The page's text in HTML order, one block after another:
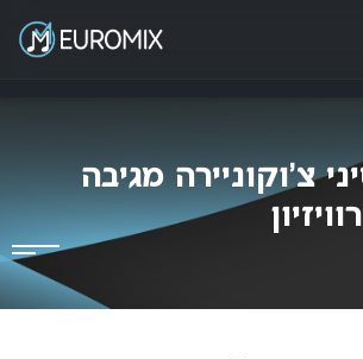
בישראל
צ’וקוניירה מגיבה